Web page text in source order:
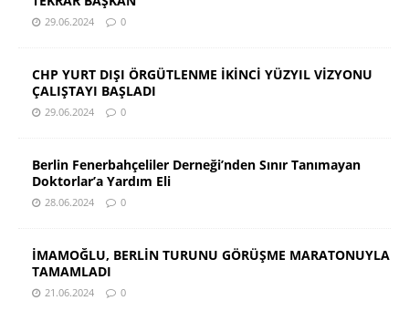
29.06.2024 0
CHP YURT DIŞI ÖRGÜTLENME İKİNCİ YÜZYIL VİZYONU
ÇALIŞTAYI BAŞLADI
29.06.2024 0
Berlin Fenerbahçeliler Derneği’nden Sınır Tanımayan
Doktorlar’a Yardım Eli
28.06.2024 0
İMAMOĞLU, BERLİN TURUNU GÖRÜŞME MARATONUYLA
TAMAMLADI
21.06.2024 0